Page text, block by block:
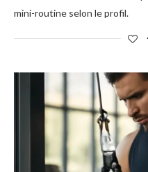
mini-routine selon le profil.